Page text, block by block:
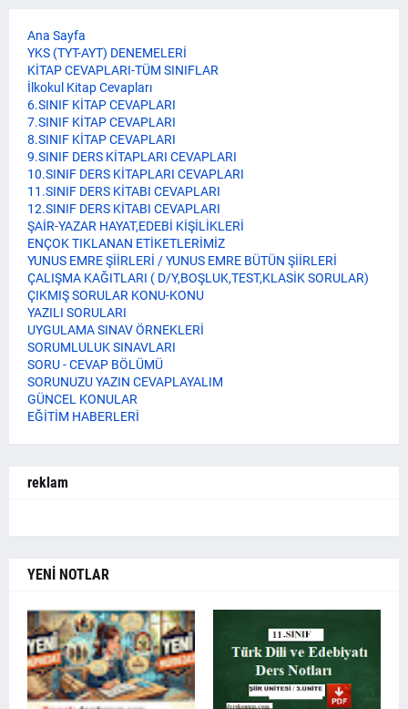
Ana Sayfa
YKS (TYT-AYT) DENEMELERİ
KİTAP CEVAPLARI-TÜM SINIFLAR
İlkokul Kitap Cevapları
6.SINIF KİTAP CEVAPLARI
7.SINIF KİTAP CEVAPLARI
8.SINIF KİTAP CEVAPLARI
9.SINIF DERS KİTAPLARI CEVAPLARI
10.SINIF DERS KİTAPLARI CEVAPLARI
11.SINIF DERS KİTABI CEVAPLARI
12.SINIF DERS KİTABI CEVAPLARI
ŞAİR-YAZAR HAYAT,EDEBİ KİŞİLİKLERİ
ENÇOK TIKLANAN ETİKETLERİMİZ
YUNUS EMRE ŞİİRLERİ / YUNUS EMRE BÜTÜN ŞİİRLERİ
ÇALIŞMA KAĞITLARI ( D/Y,BOŞLUK,TEST,KLASİK SORULAR)
ÇIKMIŞ SORULAR KONU-KONU
YAZILI SORULARI
UYGULAMA SINAV ÖRNEKLERİ
SORUMLULUK SINAVLARI
SORU - CEVAP BÖLÜMÜ
SORUNUZU YAZIN CEVAPLAYALIM
GÜNCEL KONULAR
EĞİTİM HABERLERİ
reklam
YENİ NOTLAR